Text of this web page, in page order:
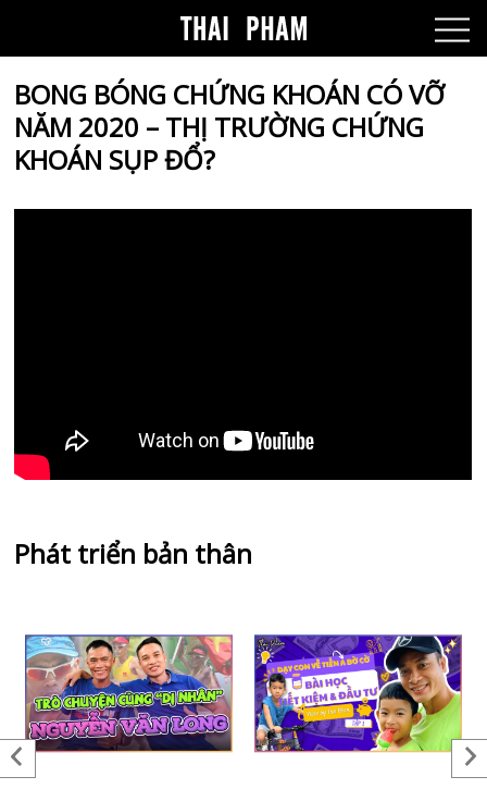
BONG BÓNG CHỨNG KHOÁN CÓ VỠ
NĂM 2020 – THỊ TRƯỜNG CHỨNG
KHOÁN SỤP ĐỔ?
Phát triển bản thân